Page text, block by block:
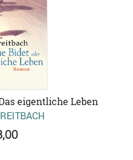
eigentliche Leben